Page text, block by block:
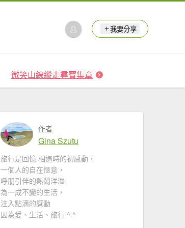
我要分享
微笑山線縱走尋寶集章
作者
Gina Szutu
旅行是回憶 相遇時的初感動，
一個人的自在愜意，
呼朋引伴的熱鬧洋溢
為一成不變的生活，
注入點滴的感動
因為愛、生活、旅行 ^.^